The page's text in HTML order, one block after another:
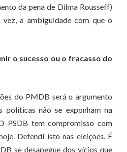
da pena de Dilma Rousseff)
vez, a ambiguidade com que o
o sucesso ou o fracasso do
do PMDB será o argumento
políticas não se exponham na
PSDB tem compromisso com
Defendi isto nas eleições. É
se desapegue dos vícios que